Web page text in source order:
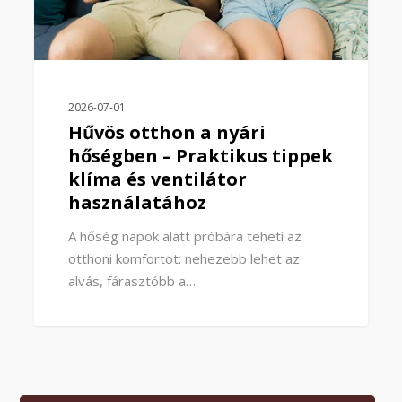
2026-07-01
Hűvös otthon a nyári
hőségben – Praktikus tippek
klíma és ventilátor
használatához
A hőség napok alatt próbára teheti az
otthoni komfortot: nehezebb lehet az
alvás, fárasztóbb a…